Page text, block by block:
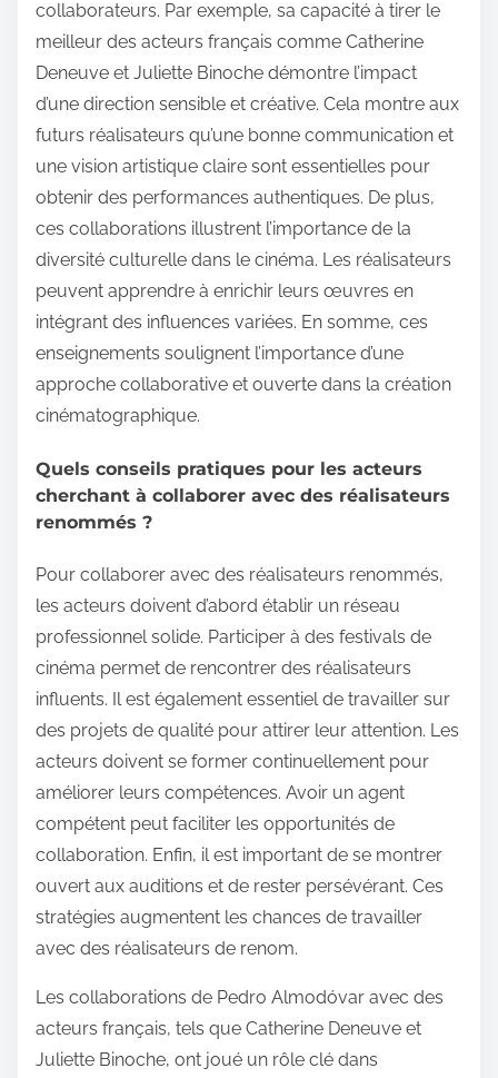
collaborateurs. Par exemple, sa capacité à tirer le
meilleur des acteurs français comme Catherine
Deneuve et Juliette Binoche démontre l’impact
d’une direction sensible et créative. Cela montre aux
futurs réalisateurs qu’une bonne communication et
une vision artistique claire sont essentielles pour
obtenir des performances authentiques. De plus,
ces collaborations illustrent l’importance de la
diversité culturelle dans le cinéma. Les réalisateurs
peuvent apprendre à enrichir leurs œuvres en
intégrant des influences variées. En somme, ces
enseignements soulignent l’importance d’une
approche collaborative et ouverte dans la création
cinématographique.
Quels conseils pratiques pour les acteurs
cherchant à collaborer avec des réalisateurs
renommés ?
Pour collaborer avec des réalisateurs renommés,
les acteurs doivent d’abord établir un réseau
professionnel solide. Participer à des festivals de
cinéma permet de rencontrer des réalisateurs
influents. Il est également essentiel de travailler sur
des projets de qualité pour attirer leur attention. Les
acteurs doivent se former continuellement pour
améliorer leurs compétences. Avoir un agent
compétent peut faciliter les opportunités de
collaboration. Enfin, il est important de se montrer
ouvert aux auditions et de rester persévérant. Ces
stratégies augmentent les chances de travailler
avec des réalisateurs de renom.
Les collaborations de Pedro Almodóvar avec des
acteurs français, tels que Catherine Deneuve et
Juliette Binoche, ont joué un rôle clé dans